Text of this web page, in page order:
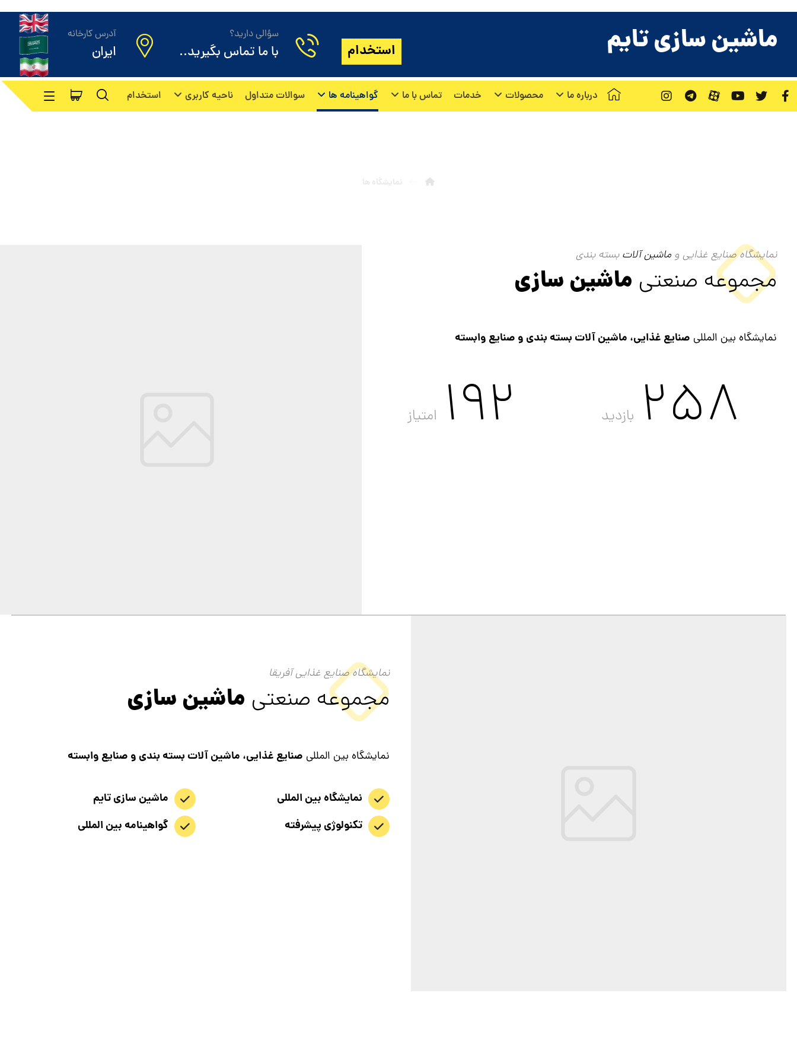
ماشین سازی تایم آدرس کارخانه
ایران
سؤالی دارید؟
با ما تماس بگیرید.. استخدام
درباره ما محصولات خدمات تماس با ما گواهینامه ها سوالات متداول ناحیه کاربری استخدام
نمایشگاه صنایع غذایی و ماشین آلاتبسته بندی
مجموعه صنعتی ماشین سازی
نمایشگاه بین المللی صنایع غذایی، ماشین آلات بسته بندی و صنایع وابسته
258 بازدید 192 امتیاز
نمایشگاه صنایع غذایی آفریقا
مجموعه صنعتی ماشین سازی
نمایشگاه بین المللی صنایع غذایی، ماشین آلات بسته بندی و صنایع وابسته
نمایشگاه بین المللی
تکنولوژی پیشرفته
ماشین سازی تایم
گواهینامه بین المللی